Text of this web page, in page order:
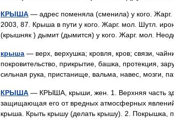
КРЫША — адрес поменяла (сменила) у кого.
2003, 87. Крыша в пути у кого. Жарг. мол. Шутл.
(крышняк ) дымит (дымится) у кого. Жарг. мол.
крыша — верх, верхушка; кровля, кров; связи,
покровительство, прикрытие, башка, протекция,
сильная рука, пристанище, вальма, навес, мозги,
КРЫША — КРЫША, крыши, жен. 1. Верхняя часть
защищающая его от вредных атмосферных
крыша. Крыть крышу (делать крышу). 2. Покрышка,